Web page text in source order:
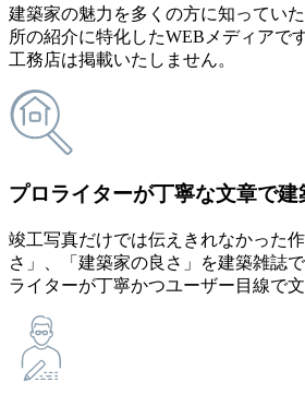
建築家の魅力を多くの方に知ってい
所の紹介に特化したWEBメディアで
工務店は掲載いたしません。
プロライターが丁寧な文章で
竣工写真だけでは伝えきれなかった
さ」、「建築家の良さ」を建築雑誌
ライターが丁寧かつユーザー目線で